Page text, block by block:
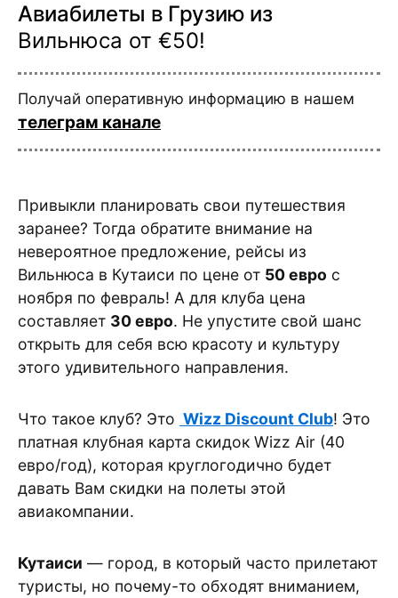
Авиабилеты в Грузию из
Вильнюса от €50!
Получай оперативную информацию в нашем
телеграм канале
Привыкли планировать свои путешествия
заранее? Тогда обратите внимание на
невероятное предложение, рейсы из
Вильнюса в Кутаиси по цене от 50 евро с
ноября по февраль! А для клуба цена
составляет 30 евро. Не упустите свой шанс
открыть для себя всю красоту и культуру
этого удивительного направления.
Что такое клуб? Это Wizz Discount Club! Это
платная клубная карта скидок Wizz Air (40
евро/год), которая круглогодично будет
давать Вам скидки на полеты этой
авиакомпании.
Кутаиси — город, в который часто прилетают
туристы, но почему-то обходят вниманием,